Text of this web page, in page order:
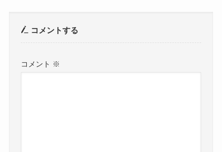
コメントする
コメント ※